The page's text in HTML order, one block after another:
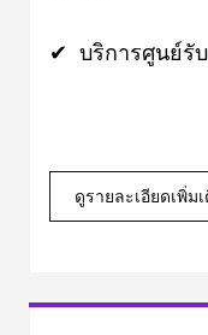
✔ บริการศูนย์รั
ดูรายละเอียดเพิ่ม